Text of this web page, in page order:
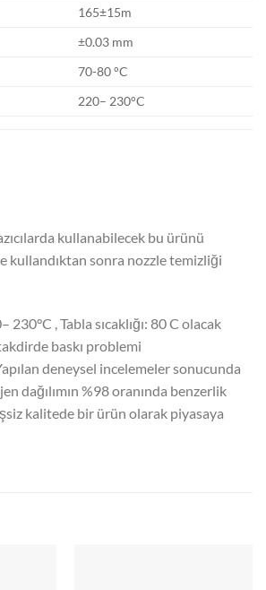
165±15m
±0.03 mm
70-80 °C
220– 230°C
kullanabilecek bu ürünü
kullandıktan sonra nozzle temizliği
230°C , Tabla sıcaklığı: 80 C olacak
baskı problemi
deneysel incelemeler sonucunda
dağılımın %98 oranında benzerlik
kalitede bir ürün olarak piyasaya